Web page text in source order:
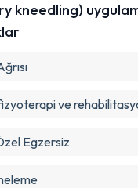
kneedling)
ve
Egzersiz